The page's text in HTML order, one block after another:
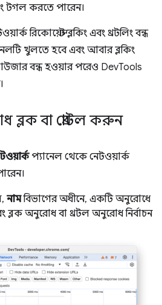
টগল করতে পারেন।
রিকোয়েস্ট ব্লকিং এবং থ্রটলিং বন্ধ
খুলতে হবে এবং আবার ব্লকিং
বন্ধ হওয়ার পরেও DevTools
ব্লক বা থ্রোটল করুন
প্যানেল থেকে নেটওয়ার্ক
নামবিভাগের অধীনে, একটি অনুরোধে
অনুরোধ বা থ্রটল অনুরোধ নির্বাচন